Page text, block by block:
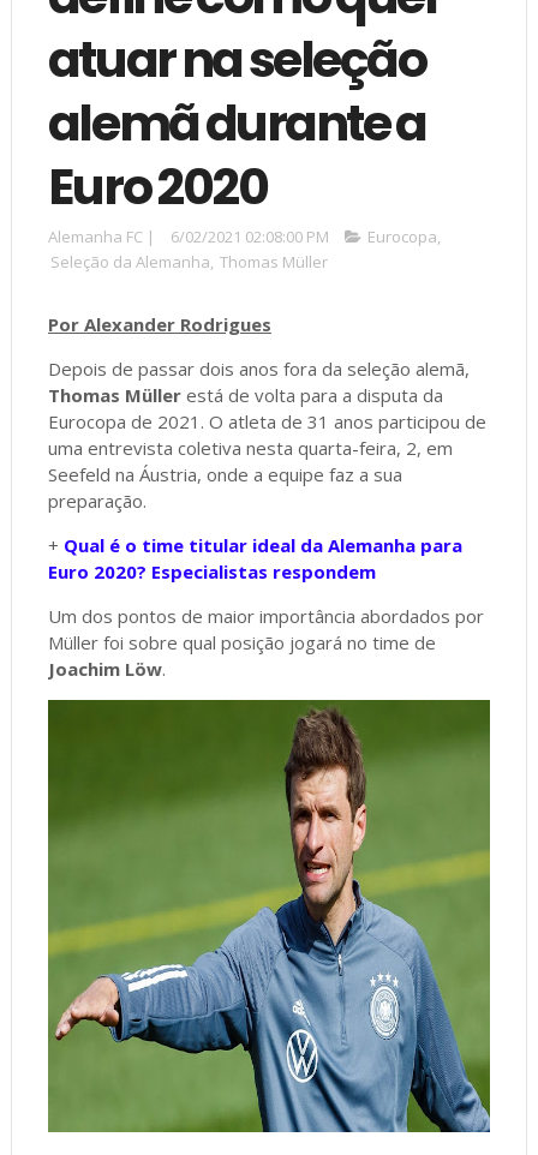
atuar na seleção
alemã durante a
Euro 2020
Alemanha FC | 6/02/2021 02:08:00 PM Eurocopa,
Seleção da Alemanha, Thomas Müller
Por Alexander Rodrigues
Depois de passar dois anos fora da seleção alemã,
Thomas Müllerestá de volta para a disputa da
Eurocopa de 2021. O atleta de 31 anos participou de
uma entrevista coletiva nesta quarta-feira, 2, em
Seefeld na Áustria, onde a equipe faz a sua
preparação.
+ Qual é o time titular ideal da Alemanha para
Euro 2020? Especialistas respondem
Um dos pontos de maior importância abordados por
Müller foi sobre qual posição jogará no time de
Joachim Löw.